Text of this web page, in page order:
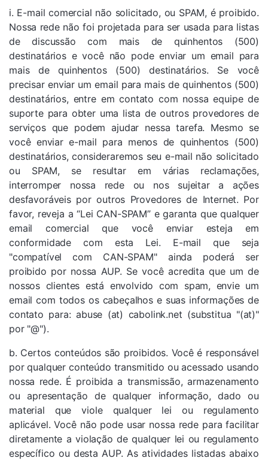
i. E-mail comercial não solicitado, ou SPAM, é proibido.
Nossa rede não foi projetada para ser usada para listas
de discussão com mais de quinhentos (500)
destinatários e você não pode enviar um email para
mais de quinhentos (500) destinatários. Se você
precisar enviar um email para mais de quinhentos (500)
destinatários, entre em contato com nossa equipe de
suporte para obter uma lista de outros provedores de
serviços que podem ajudar nessa tarefa. Mesmo se
você enviar e-mail para menos de quinhentos (500)
destinatários, consideraremos seu e-mail não solicitado
ou SPAM, se resultar em várias reclamações,
interromper nossa rede ou nos sujeitar a ações
desfavoráveis ​​por outros Provedores de Internet. Por
favor, reveja a “Lei CAN-SPAM” e garanta que qualquer
email comercial que você enviar esteja em
conformidade com esta Lei. E-mail que seja
"compatível com CAN-SPAM" ainda poderá ser
proibido por nossa AUP. Se você acredita que um de
nossos clientes está envolvido com spam, envie um
email com todos os cabeçalhos e suas informações de
contato para: abuse (at) cabolink.net (substitua "(at)"
por "@").
b. Certos conteúdos são proibidos. Você é responsável
por qualquer conteúdo transmitido ou acessado usando
nossa rede. É proibida a transmissão, armazenamento
ou apresentação de qualquer informação, dado ou
material que viole qualquer lei ou regulamento
aplicável. Você não pode usar nossa rede para facilitar
diretamente a violação de qualquer lei ou regulamento
específico ou desta AUP. As atividades listadas abaixo